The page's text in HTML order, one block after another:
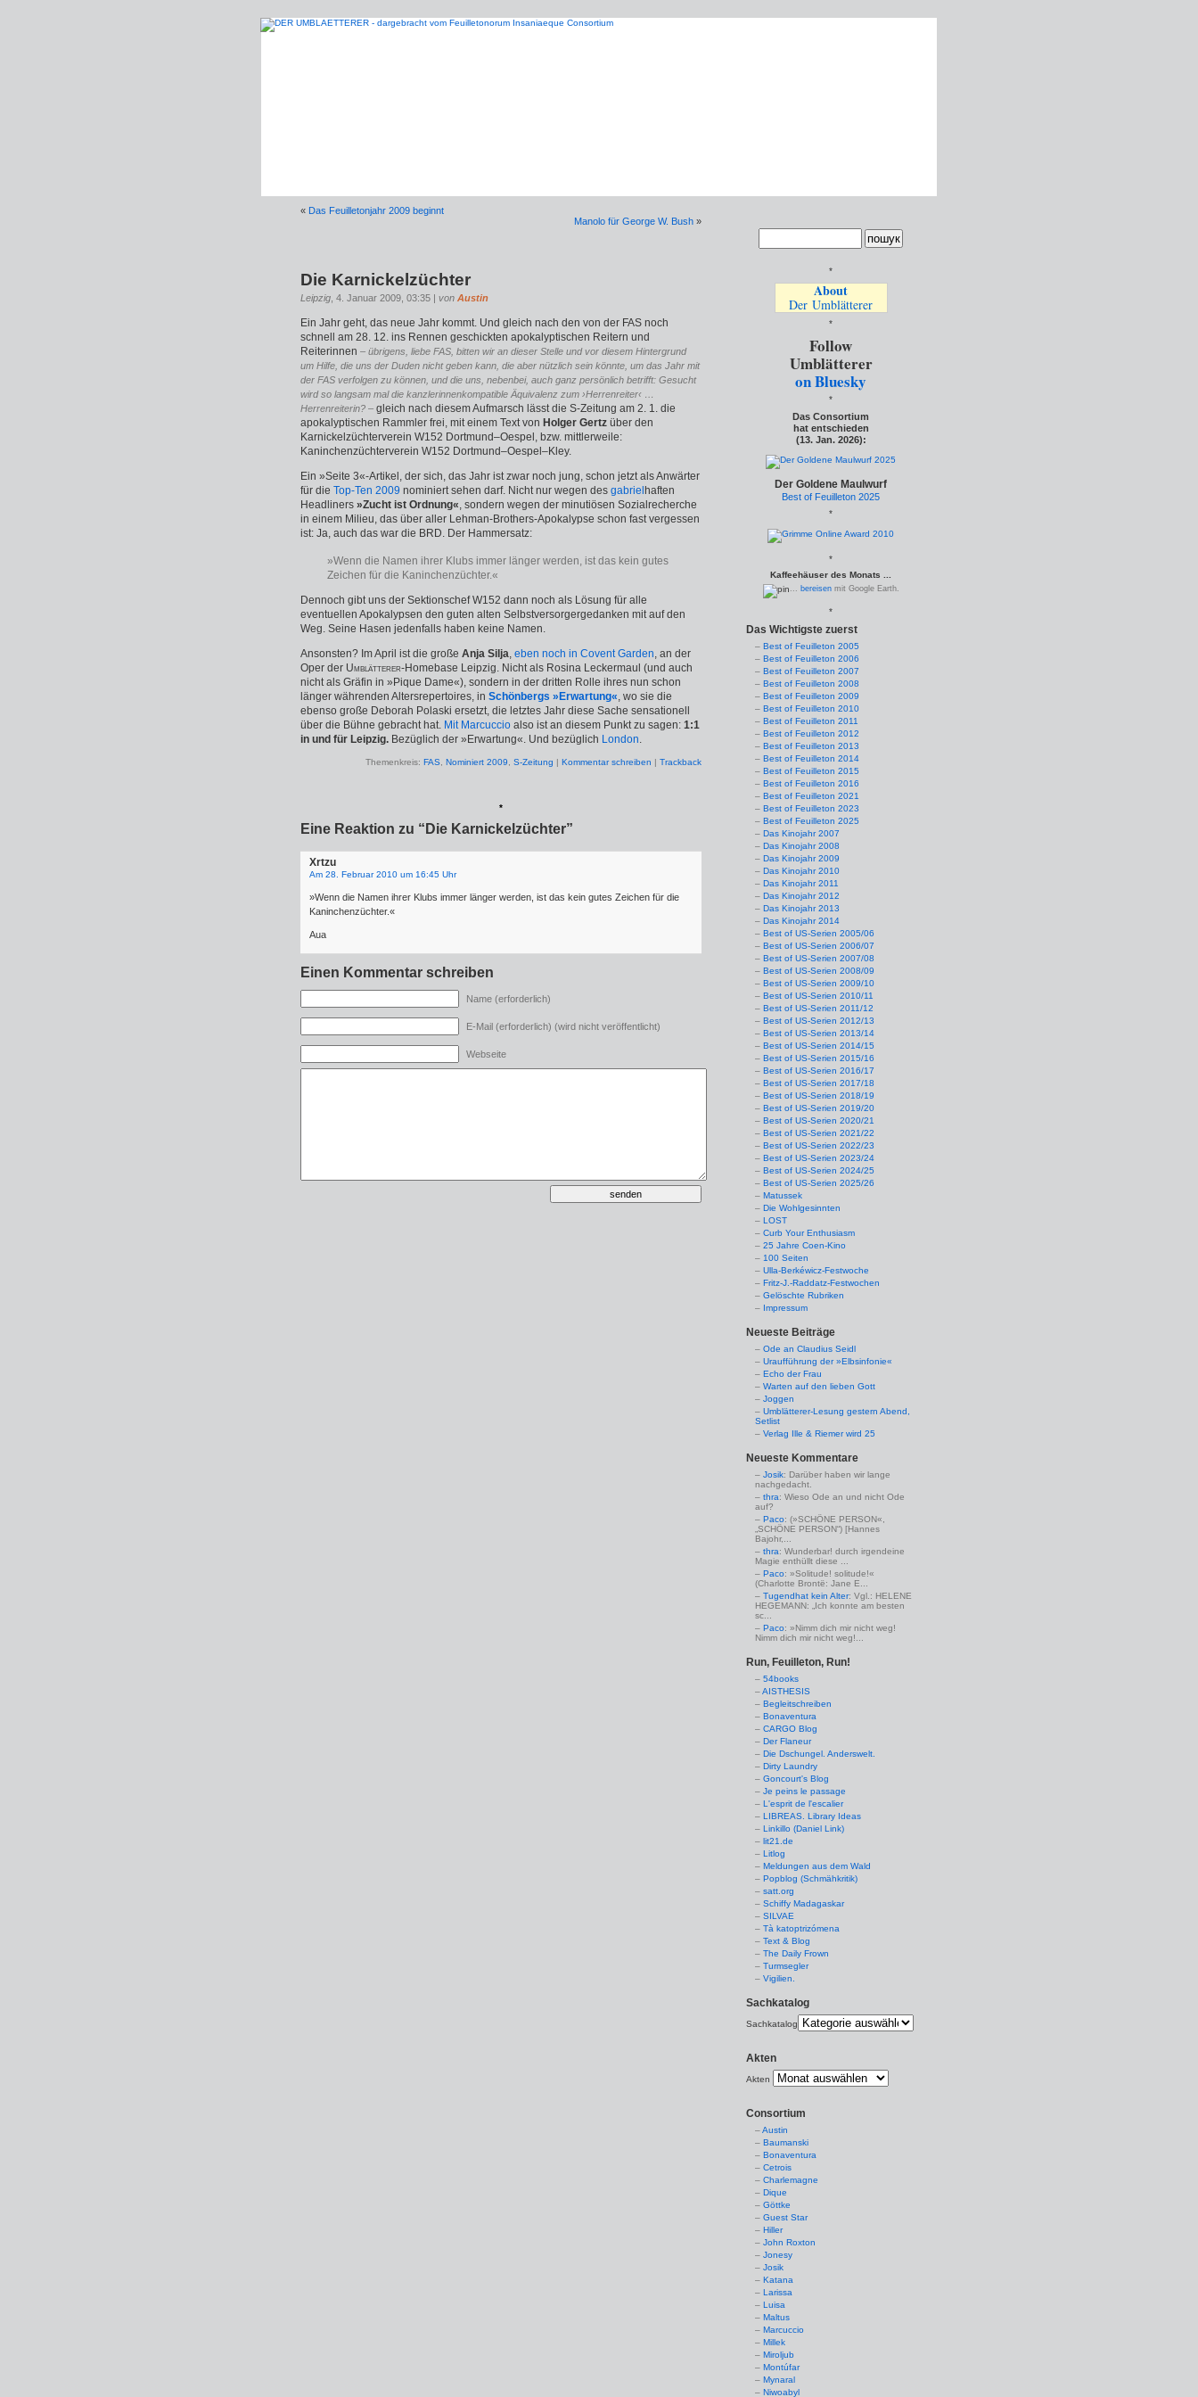
« Das Feuilletonjahr 2009 beginnt
Manolo für George W. Bush »
Die Karnickelzüchter
Leipzig , 4. Januar 2009, 03:35 | von Austin
Ein Jahr geht, das neue Jahr kommt. Und gleich nach den von der FAS noch
schnell am 28. 12. ins Rennen geschickten apokalyp­tischen Reitern und
Reiterinnen – übrigens, liebe FAS, bitten wir an dieser Stelle und vor diesem Hintergrund
um Hilfe, die uns der Duden nicht geben kann, die aber nützlich sein könnte, um das Jahr mit
der FAS verfolgen zu können, und die uns, nebenbei, auch ganz persönlich betrifft: Gesucht
wird so langsam mal die kanzlerinnenkompatible Äquivalenz zum ›Herrenreiter‹ …
Herrenreiterin? – gleich nach diesem Aufmarsch lässt die S-Zeitung am 2. 1. die
apokalyptischen Rammler frei, mit einem Text von Holger Gertz über den
Karnickelzüchterverein W152 Dortmund–Oespel, bzw. mittlerweile:
Kaninchenzüchterverein W152 Dortmund–Oespel–Kley.
Ein »Seite 3«-Artikel, der sich, das Jahr ist zwar noch jung, schon jetzt als Anwärter
für die Top-Ten 2009 nominiert sehen darf. Nicht nur wegen des gabriel haften
Headliners »Zucht ist Ordnung«, sondern wegen der minutiösen Sozialrecherche
in einem Milieu, das über aller Lehman-Brothers-Apokalypse schon fast vergessen
ist: Ja, auch das war die BRD. Der Hammersatz:
»Wenn die Namen ihrer Klubs immer länger werden, ist das kein gutes
Zeichen für die Kaninchenzüchter.«
Dennoch gibt uns der Sektionschef W152 dann noch als Lösung für alle
eventuellen Apokalypsen den guten alten Selbstversorger­gedanken mit auf den
Weg. Seine Hasen jedenfalls haben keine Namen.
Ansonsten? Im April ist die große Anja Silja, eben noch in Covent Garden, an der
Oper der Umblätterer-Homebase Leipzig. Nicht als Rosina Leckermaul (und auch
nicht als Gräfin in »Pique Dame«), sondern in der dritten Rolle ihres nun schon
länger währenden Altersrepertoires, in Schönbergs »Erwartung«, wo sie die
ebenso große Deborah Polaski ersetzt, die letztes Jahr diese Sache sensationell
über die Bühne gebracht hat. Mit Marcuccio also ist an diesem Punkt zu sagen: 1:1
in und für Leipzig. Bezüglich der »Erwartung«. Und bezüglich London.
Themenkreis: FAS Nominiert 2009 S-Zeitung | Kommentar schreiben | Trackback
*
Eine Reaktion zu “Die Karnickelzüchter”
Xrtzu
Am 28. Februar 2010 um 16:45 Uhr
»Wenn die Namen ihrer Klubs immer länger werden, ist das kein gutes Zeichen für die
Kaninchenzüchter.«
Aua
Einen Kommentar schreiben
Name (erforderlich)
E-Mail (erforderlich) (wird nicht veröffentlicht)
Webseite
*
About
Der Umblätterer
*
Follow
Umblätterer
on Bluesky
*
Das Consortium
hat entschieden
(13. Jan. 2026):
Der Goldene Maulwurf
Best of Feuilleton 2025
*
*
Kaffeehäuser des Monats ...
... bereisenmit Google Earth.
*
Das Wichtigste zuerst
Best of Feuilleton 2005
Best of Feuilleton 2006
Best of Feuilleton 2007
Best of Feuilleton 2008
Best of Feuilleton 2009
Best of Feuilleton 2010
Best of Feuilleton 2011
Best of Feuilleton 2012
Best of Feuilleton 2013
Best of Feuilleton 2014
Best of Feuilleton 2015
Best of Feuilleton 2016
Best of Feuilleton 2021
Best of Feuilleton 2023
Best of Feuilleton 2025
Das Kinojahr 2007
Das Kinojahr 2008
Das Kinojahr 2009
Das Kinojahr 2010
Das Kinojahr 2011
Das Kinojahr 2012
Das Kinojahr 2013
Das Kinojahr 2014
Best of US-Serien 2005/06
Best of US-Serien 2006/07
Best of US-Serien 2007/08
Best of US-Serien 2008/09
Best of US-Serien 2009/10
Best of US-Serien 2010/11
Best of US-Serien 2011/12
Best of US-Serien 2012/13
Best of US-Serien 2013/14
Best of US-Serien 2014/15
Best of US-Serien 2015/16
Best of US-Serien 2016/17
Best of US-Serien 2017/18
Best of US-Serien 2018/19
Best of US-Serien 2019/20
Best of US-Serien 2020/21
Best of US-Serien 2021/22
Best of US-Serien 2022/23
Best of US-Serien 2023/24
Best of US-Serien 2024/25
Best of US-Serien 2025/26
Matussek
Die Wohlgesinnten
LOST
Curb Your Enthusiasm
25 Jahre Coen-Kino
100 Seiten
Ulla-Berkéwicz-Festwoche
Fritz-J.-Raddatz-Festwochen
Gelöschte Rubriken
Impressum
Neueste Beiträge
Ode an Claudius Seidl
Uraufführung der »Elbsinfonie«
Echo der Frau
Warten auf den lieben Gott
Joggen
Umblätterer-Lesung gestern Abend,
Setlist
Verlag Ille & Riemer wird 25
Neueste Kommentare
Josik: Darüber haben wir lange
nachgedacht.
thra: Wieso Ode an und nicht Ode
auf?
Paco: (»SCHÖNE PERSON«,
„SCHÖNE PERSON“) [Hannes
Bajohr,...
thra: Wunderbar! durch irgendeine
Magie enthüllt diese ...
Paco: »Solitude! solitude!«
(Charlotte Brontë: Jane E...
Tugendhat kein Alter: Vgl.: HELENE
HEGEMANN: „Ich konnte am besten
sc...
Paco: »Nimm dich mir nicht weg!
Nimm dich mir nicht weg!...
Run, Feuilleton, Run!
54books
AISTHESIS
Begleitschreiben
Bonaventura
CARGO Blog
Der Flaneur
Die Dschungel. Anderswelt.
Dirty Laundry
Goncourt's Blog
Je peins le passage
L'esprit de l'escalier
LIBREAS. Library Ideas
Linkillo (Daniel Link)
lit21.de
Litlog
Meldungen aus dem Wald
Popblog (Schmähkritik)
satt.org
Schiffy Madagaskar
SILVAE
Tà katoptrizómena
Text & Blog
The Daily Frown
Turmsegler
Vigilien.
Sachkatalog
Sachkatalog
Akten
Akten
Consortium
Austin
Baumanski
Bonaventura
Cetrois
Charlemagne
Dique
Göttke
Guest Star
Hiller
John Roxton
Jonesy
Josik
Katana
Larissa
Luisa
Maltus
Marcuccio
Millek
Miroljub
Montúfar
Mynaral
Niwoabyl